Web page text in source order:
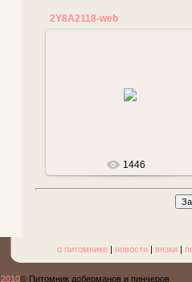
2Y8A2118-web
1446
о питомнике| новости| вязки|
2010© Питомник доберманов и пинчеров